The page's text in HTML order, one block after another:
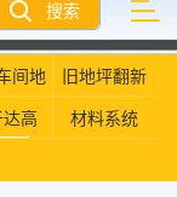
间地 旧地坪翻新
达高 材料系统